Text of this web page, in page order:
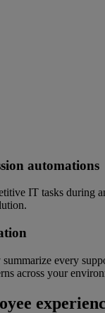
automations
IT tasks during
every
across your